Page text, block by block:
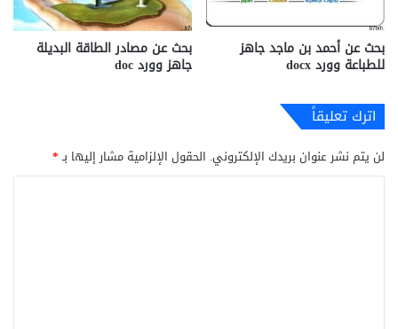
بحث عن أحمد بن ماجد جاهز
للطباعة وورد docx‎
بحث عن مصادر الطاقة البديلة
جاهز وورد doc
اترك تعليقاً
لن يتم نشر عنوان بريدك الإلكتروني. الحقول الإلزامية مشار إليها بـ*